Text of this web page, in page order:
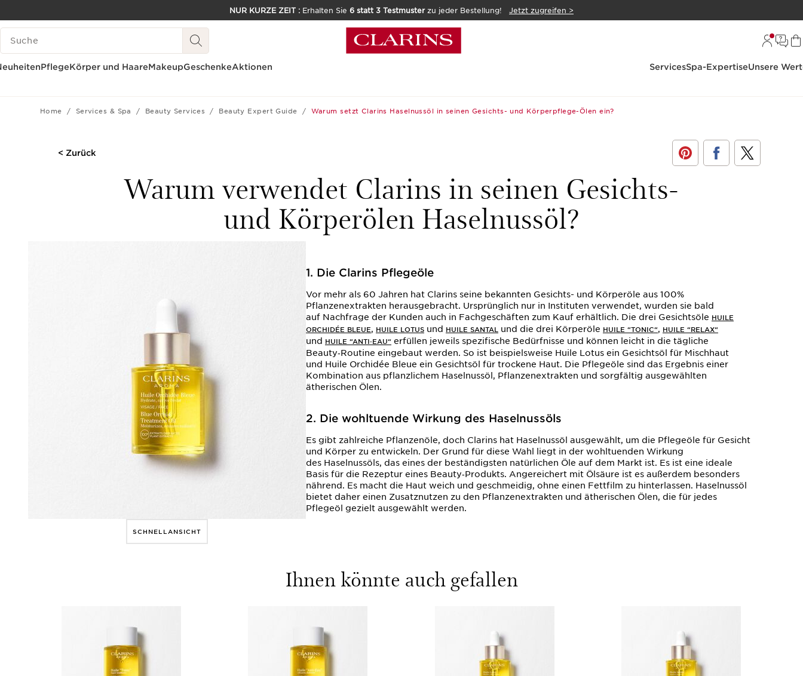
WEITER ZUM INHALT
NUR KURZE ZEIT : Erhalten Sie 6 statt 3 Testmusterzu jeder Bestellung!
Jetzt zugreifen >
LEGENDE SUCHEN
PflegeKörper und HaareMakeupGeschenkeAktionen ServicesSpa-ExpertiseUnsere
Home Services & Spa Beauty Services Beauty Expert Guide Warum setzt Clarins Haselnussöl in seinen Gesichts- und Körperpflege-Ölen ein?
< Zurück
Warum verwendet Clarins in seinen Gesichts-
und Körperölen Haselnussöl?
SCHNELLANSICHT
1. Die Clarins Pflegeöle
Vor mehr als 60 Jahren hat Clarins seine bekannten Gesichts- und Körperöle aus 100%
Pflanzenextrakten herausgebracht. Ursprünglich nur in Instituten verwendet, wurden sie bald
auf Nachfrage der Kunden auch in Fachgeschäften zum Kauf erhältlich. Die drei Gesichtsöle HUILE
ORCHIDÉE BLEUE, HUILE LOTUS und HUILE SANTAL und die drei Körperöle HUILE “TONIC“, HUILE “RELAX“
und HUILE “ANTI‑EAU“ erfüllen jeweils spezifische Bedürfnisse und können leicht in die tägliche
Beauty‑Routine eingebaut werden. So ist beispielsweise Huile Lotus ein Gesichtsöl für Mischhaut
und Huile Orchidée Bleue ein Gesichtsöl für trockene Haut. Die Pflegeöle sind das Ergebnis einer
Kombination aus pflanzlichem Haselnussöl, Pflanzenextrakten und sorgfältig ausgewählten
ätherischen Ölen.
2. Die wohltuende Wirkung des Haselnussöls
Es gibt zahlreiche Pflanzenöle, doch Clarins hat Haselnussöl ausgewählt, um die Pflegeöle für Gesicht
und Körper zu entwickeln. Der Grund für diese Wahl liegt in der wohltuenden Wirkung
des Haselnussöls, das eines der beständigsten natürlichen Öle auf dem Markt ist. Es ist eine ideale
Basis für die Rezeptur eines Beauty‑Produkts. Angereichert mit Ölsäure ist es außerdem besonders
nährend. Es macht die Haut weich und geschmeidig, ohne einen Fettfilm zu hinterlassen. Haselnussöl
bietet daher einen Zusatznutzen zu den Pflanzenextrakten und ätherischen Ölen, die für jedes
Pflegeöl gezielt ausgewählt werden.
Ihnen könnte auch gefallen